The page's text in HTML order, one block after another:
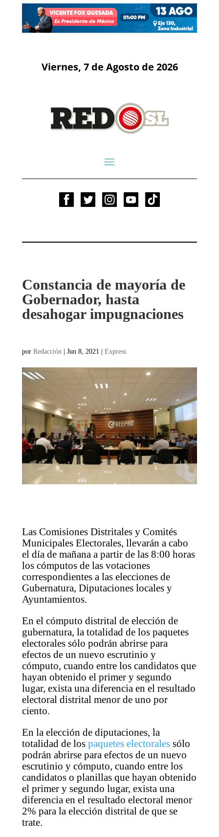
Viernes, 7 de Agosto de 2026
Constancia de mayoría de
Gobernador, hasta
desahogar impugnaciones
por Redacción | Jun 8, 2021 | Express
Las Comisiones Distritales y Comités
Municipales Electorales, llevarán a cabo
el día de mañana a partir de las 8:00 horas
los cómputos de las votaciones
correspondientes a las elecciones de
Gubernatura, Diputaciones locales y
Ayuntamientos.
En el cómputo distrital de elección de
gubernatura, la totalidad de los paquetes
electorales sólo podrán abrirse para
efectos de un nuevo escrutinio y
cómputo, cuando entre los candidatos que
hayan obtenido el primer y segundo
lugar, exista una diferencia en el resultado
electoral distrital menor de uno por
ciento.
En la elección de diputaciones, la
totalidad de lospaquetes electoralessólo
podrán abrirse para efectos de un nuevo
escrutinio y cómputo, cuando entre los
candidatos o planillas que hayan obtenido
el primer y segundo lugar, exista una
diferencia en el resultado electoral menor
2% para la elección distrital de que se
trate.